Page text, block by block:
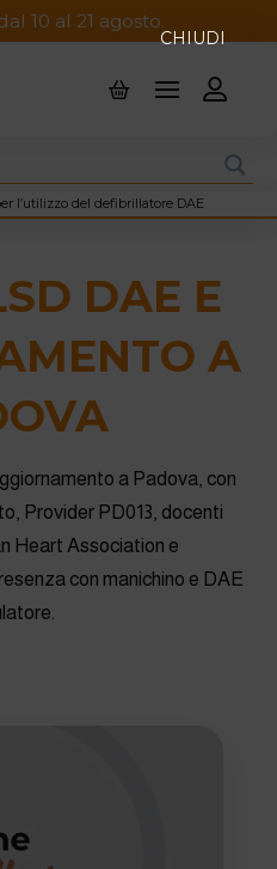
10 al 21 agosto.
l’utilizzo del defibrillatore DAE
DAE E
A
a Padova, con
Provider PD013, docenti
Heart Association e
con manichino e DAE
CHIUDI